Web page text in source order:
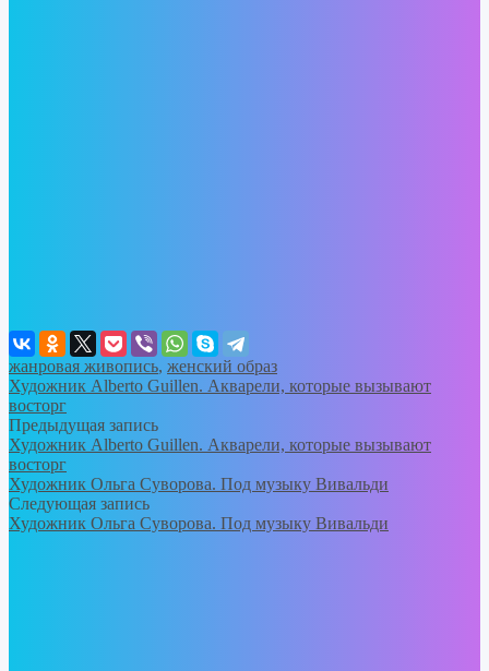
жанровая живопись, женский образ
Художник Alberto Guillen. Акварели, которые вызывают
восторг
Предыдущая запись
Художник Alberto Guillen. Акварели, которые вызывают
восторг
Художник Ольга Суворова. Под музыку Вивальди
Следующая запись
Художник Ольга Суворова. Под музыку Вивальди